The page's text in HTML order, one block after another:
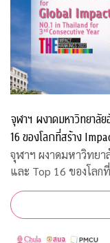
จุฬาฯ ผงาดมหาวิทยาลั
16 ของโลกที่สร้าง
จุฬาฯ ผงาดมหาวิทย
และ Top 16 ของโลก